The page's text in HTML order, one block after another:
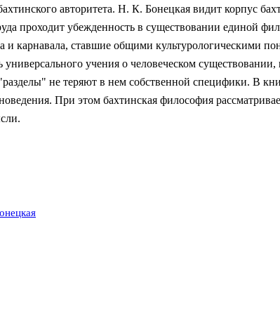
авторитета. Н. К. Бонецкая видит корпус
проходит убежденность в существовании единой
и карнавала, ставшие общими культурологическими
учения о человеческом существовании,
не теряют в нем собственной специфики. В
При этом бахтинская философия